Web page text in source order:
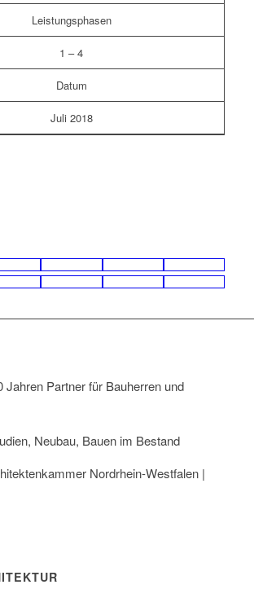
Leistungsphasen
1 – 4
Datum
Juli 2018
Jahren Partner für Bauherren und
Neubau, Bauen im Bestand
Nordrhein-Westfalen |